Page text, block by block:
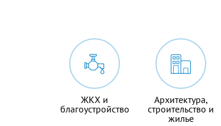
ЖКХ и
благоустройство
Архитектура,
строительство и
жилье